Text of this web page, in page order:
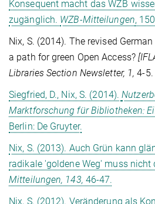
Konsequent macht das WZB
zugänglich. WZB-Mitteilungen,
Nix, S. (2014). The revised
a path for green Open Access?
Libraries Section Newsletter, 1, 4-5.
Siegfried, D., Nix, S. (2014).
Marktforschung für Bibliotheken:
Berlin: De Gruyter.
Nix, S. (2013). Auch Grün kann
radikale 'goldene Weg' muss nicht
Mitteilungen, 143, 46-47.
Nix, S. (2012). Veränderung als